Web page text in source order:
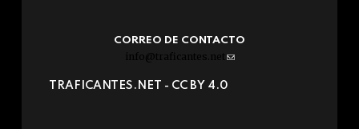
CORREO DE CONTACTO
info@traficantes.net (link
e-
TRAFICANTES.NET - CC BY 4.0